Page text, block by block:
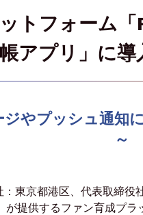
トフォーム
アプリ」に導
ジやプッシュ通知
～
東京都港区、代表取締役
が提供するファン育成プ